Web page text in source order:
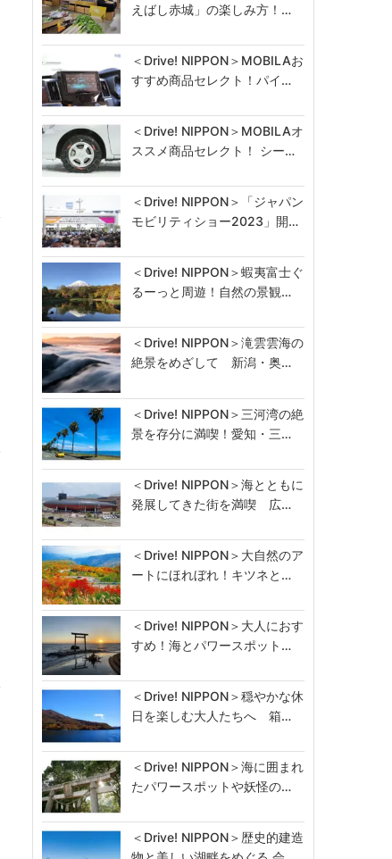
えばし赤城」の楽しみ方！…
＜Drive! NIPPON＞MOBILAお
すすめ商品セレクト！パイ…
＜Drive! NIPPON＞MOBILAオ
ススメ商品セレクト！ シー…
＜Drive! NIPPON＞「ジャパン
モビリティショー2023」開…
＜Drive! NIPPON＞蝦夷富士ぐ
るーっと周遊！自然の景観…
＜Drive! NIPPON＞滝雲雲海の
絶景をめざして 新潟・奥…
＜Drive! NIPPON＞三河湾の絶
景を存分に満喫！愛知・三…
＜Drive! NIPPON＞海とともに
発展してきた街を満喫 広…
＜Drive! NIPPON＞大自然のア
ートにほれぼれ！キツネと…
＜Drive! NIPPON＞大人におす
すめ！海とパワースポット…
＜Drive! NIPPON＞穏やかな休
日を楽しむ大人たちへ 箱…
＜Drive! NIPPON＞海に囲まれ
たパワースポットや妖怪の…
＜Drive! NIPPON＞歴史的建造